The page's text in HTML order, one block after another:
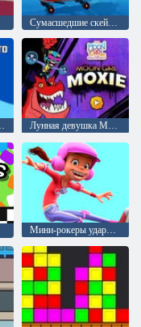
Сумасшедшие скейт-гонки
Лунная девушка Мокси
Мини-рокеры ударная сила: Силовой скейт с Долорес